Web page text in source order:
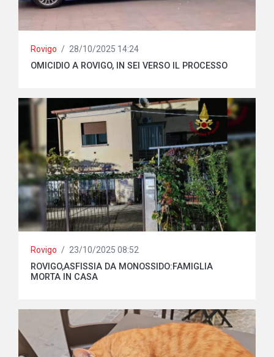
Rovigo / 28/10/2025 14:24
OMICIDIO A ROVIGO, IN SEI VERSO IL PROCESSO
Rovigo / 23/10/2025 08:52
ROVIGO,ASFISSIA DA MONOSSIDO:FAMIGLIA
MORTA IN CASA